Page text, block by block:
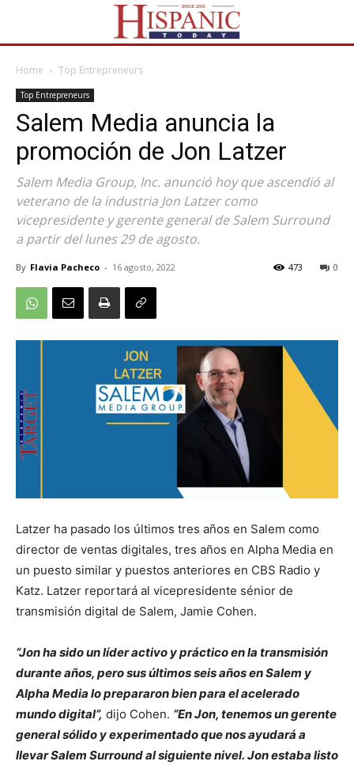
Home Top Entrepreneurs
Top Entrepreneurs
Salem Media anuncia la
promoción de Jon Latzer
Salem Media Group, Inc. anunció hoy que ascendió al
veterano de la industria Jon Latzer como
vicepresidente y gerente general de Salem Surround
a partir del lunes 29 de agosto.
By Flavia Pacheco - 16 agosto, 2022 0
473
Latzer ha pasado los últimos tres años en Salem como
director de ventas digitales, tres años en Alpha Media en
un puesto similar y puestos anteriores en CBS Radio y
Katz. Latzer reportará al vicepresidente sénior de
transmisión digital de Salem, Jamie Cohen.
“Jon ha sido un líder activo y práctico en la transmisión
durante años, pero sus últimos seis años en Salem y
Alpha Media lo prepararon bien para el acelerado
mundo digital”, dijo Cohen. “En Jon, tenemos un gerente
general sólido y experimentado que nos ayudará a
llevar Salem Surround al siguiente nivel. Jon estaba listo